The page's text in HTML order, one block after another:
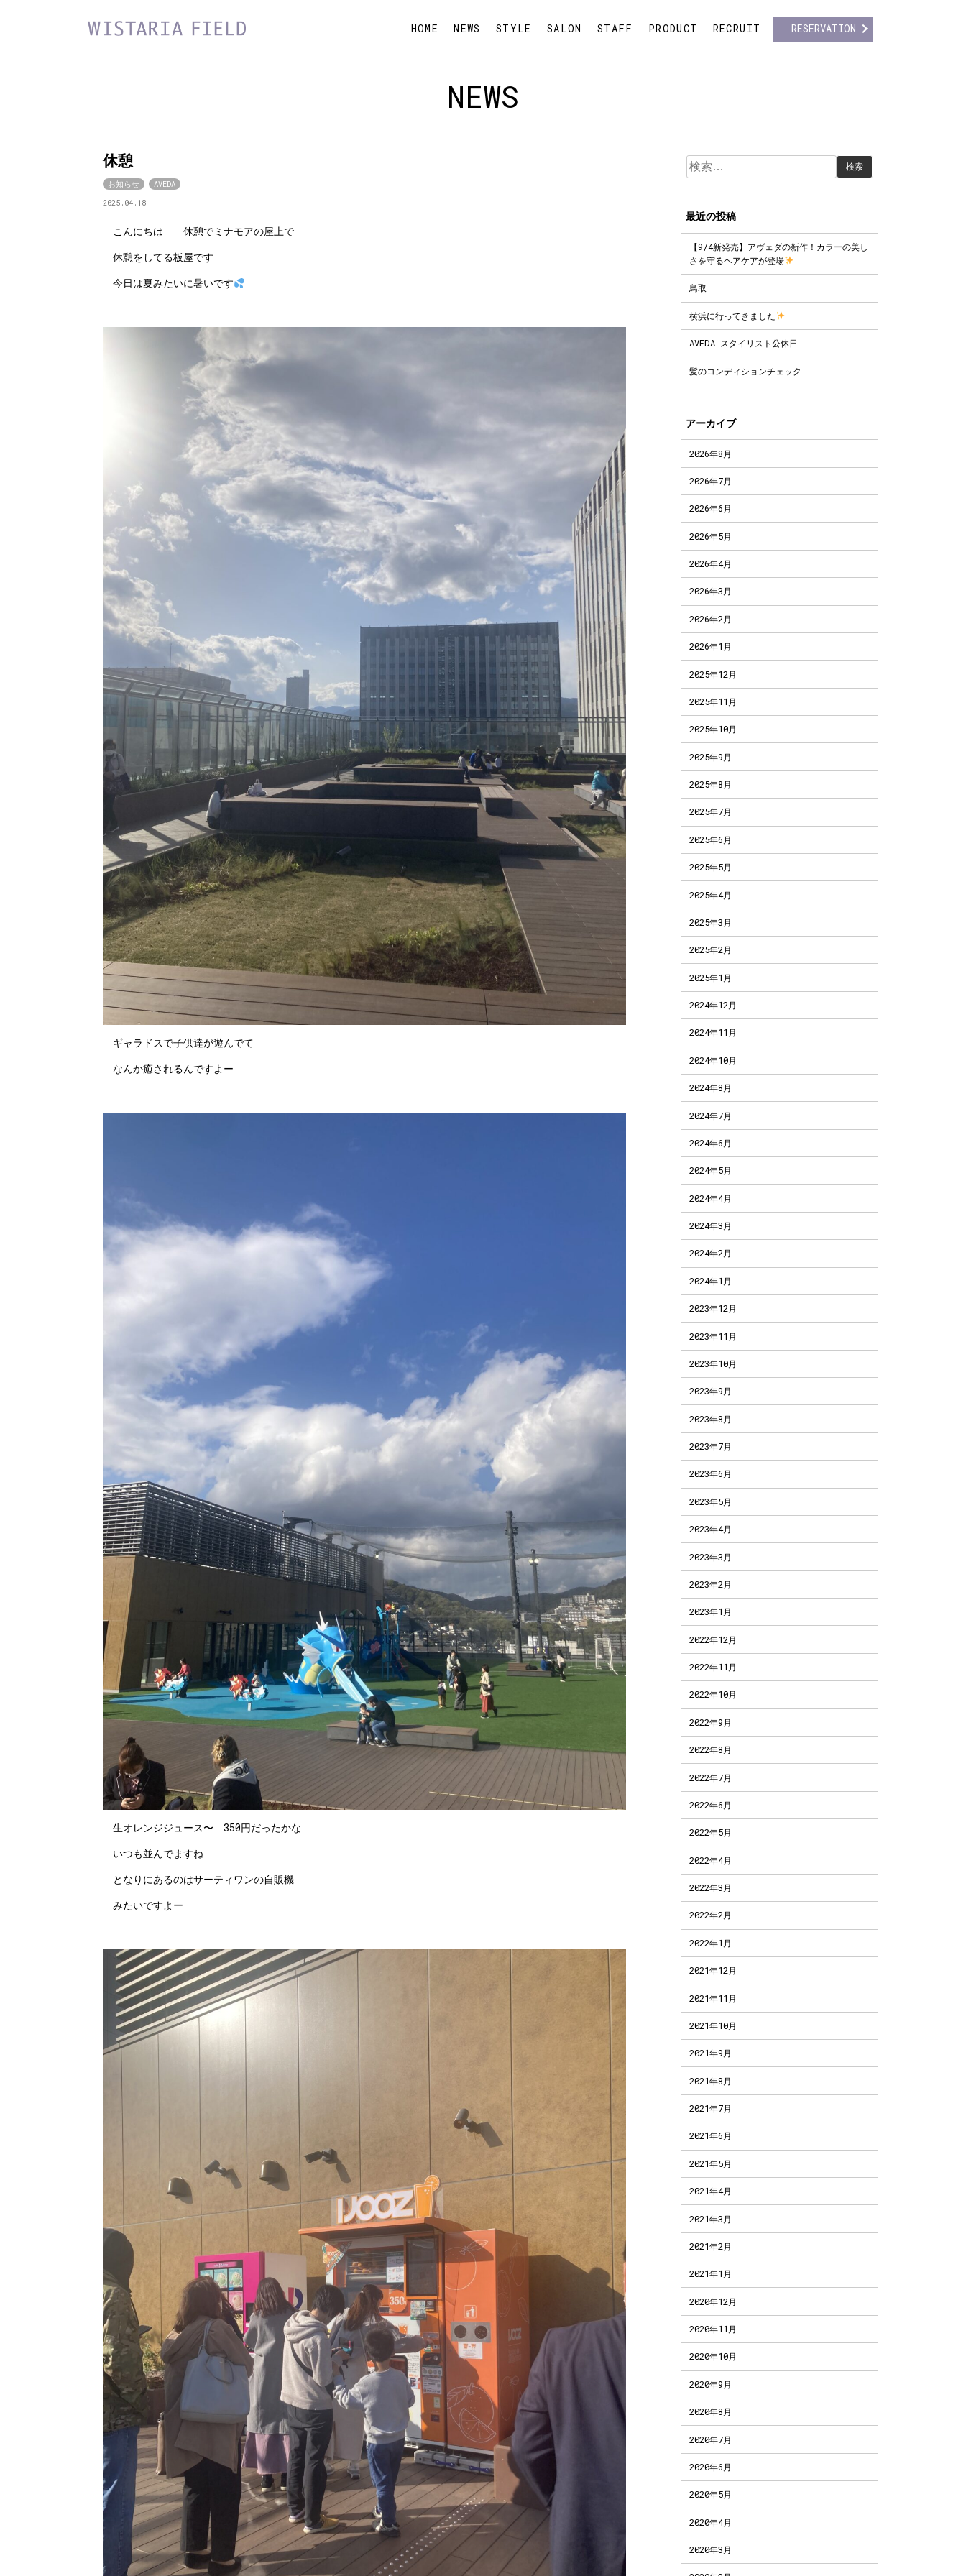
HOME NEWS STYLE SALON STAFF PRODUCT RECRUIT RESERVATION
NEWS
休憩
お知らせ
AVEDA
2025.04.18
こんにちは 休憩でミナモアの屋上で
休憩をしてる板屋です
今日は夏みたいに暑いです
ギャラドスで子供達が遊んでて
なんか癒されるんですよー
生オレンジジュース〜 350円だったかな
いつも並んでますね
となりにあるのはサーティワンの自販機
みたいですよー
検
索:
最近の投稿
【9/4新発売】アヴェダの新作！カラーの美し
さを守るヘアケアが登場
鳥取
横浜に行ってきました
AVEDA スタイリスト公休日
髪のコンディションチェック
アーカイブ
2026年8月
2026年7月
2026年6月
2026年5月
2026年4月
2026年3月
2026年2月
2026年1月
2025年12月
2025年11月
2025年10月
2025年9月
2025年8月
2025年7月
2025年6月
2025年5月
2025年4月
2025年3月
2025年2月
2025年1月
2024年12月
2024年11月
2024年10月
2024年8月
2024年7月
2024年6月
2024年5月
2024年4月
2024年3月
2024年2月
2024年1月
2023年12月
2023年11月
2023年10月
2023年9月
2023年8月
2023年7月
2023年6月
2023年5月
2023年4月
2023年3月
2023年2月
2023年1月
2022年12月
2022年11月
2022年10月
2022年9月
2022年8月
2022年7月
2022年6月
2022年5月
2022年4月
2022年3月
2022年2月
2022年1月
2021年12月
2021年11月
2021年10月
2021年9月
2021年8月
2021年7月
2021年6月
2021年5月
2021年4月
2021年3月
2021年2月
2021年1月
2020年12月
2020年11月
2020年10月
2020年9月
2020年8月
2020年7月
2020年6月
2020年5月
2020年4月
2020年3月